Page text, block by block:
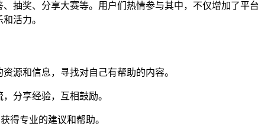
抽奖、分享大赛等。用户们热情参与其中，不仅增加了平
活力。
源和信息，寻找对自己有帮助的内容。
分享经验，互相鼓励。
得专业的建议和帮助。